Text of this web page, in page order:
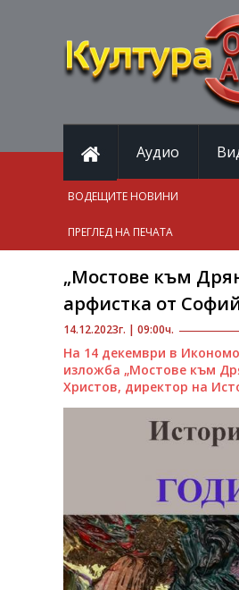
Аудио
ВОДЕЩИТЕ НОВИНИ
ПРЕГЛЕД НА ПЕЧАТА
14.12.2023г. | 09:00ч.
„Мостове към
арфистка от
На 14 декември в
изложба „Мостове към
Христов, директор на